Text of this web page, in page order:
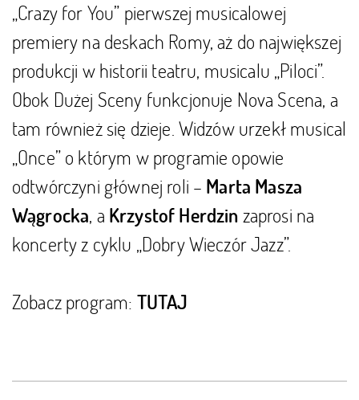
„Crazy for You” pierwszej musicalowej
premiery na deskach Romy, aż do największej
produkcji w historii teatru, musicalu „Piloci”.
Obok Dużej Sceny funkcjonuje Nova Scena, a
tam również się dzieje. Widzów urzekł musical
„Once” o którym w programie opowie
odtwórczyni głównej roli – Marta Masza
Wągrocka, a Krzystof Herdzin zaprosi na
koncerty z cyklu „Dobry Wieczór Jazz”.
Zobacz program: TUTAJ